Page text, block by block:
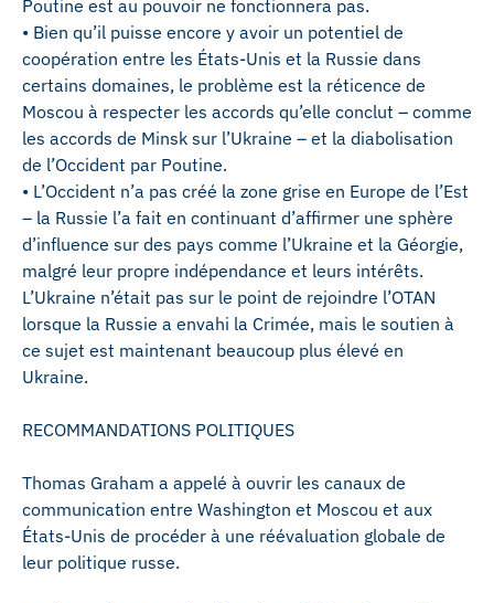
Poutine est au pouvoir ne fonctionnera pas.
• Bien qu’il puisse encore y avoir un potentiel de
coopération entre les États-Unis et la Russie dans
certains domaines, le problème est la réticence de
Moscou à respecter les accords qu’elle conclut – comme
les accords de Minsk sur l’Ukraine – et la diabolisation
de l’Occident par Poutine.
• L’Occident n’a pas créé la zone grise en Europe de l’Est
– la Russie l’a fait en continuant d’affirmer une sphère
d’influence sur des pays comme l’Ukraine et la Géorgie,
malgré leur propre indépendance et leurs intérêts.
L’Ukraine n’était pas sur le point de rejoindre l’OTAN
lorsque la Russie a envahi la Crimée, mais le soutien à
ce sujet est maintenant beaucoup plus élevé en
Ukraine.
RECOMMANDATIONS POLITIQUES
Thomas Graham a appelé à ouvrir les canaux de
communication entre Washington et Moscou et aux
États-Unis de procéder à une réévaluation globale de
leur politique russe.